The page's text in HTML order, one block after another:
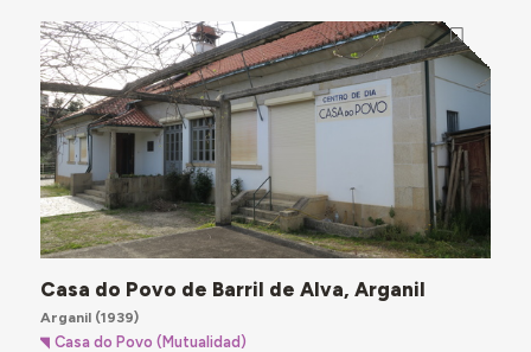
Casa do Povo de Barril de Alva, Arganil
Arganil(1939)
Casa do Povo (Mutualidad)